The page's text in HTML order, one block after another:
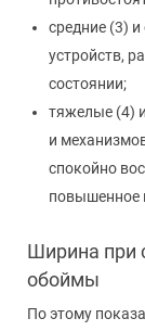
средние (3)
устройств,
состоянии;
тяжелые (4)
и
спокойно
повышенное
Ширина при
обоймы
По этому